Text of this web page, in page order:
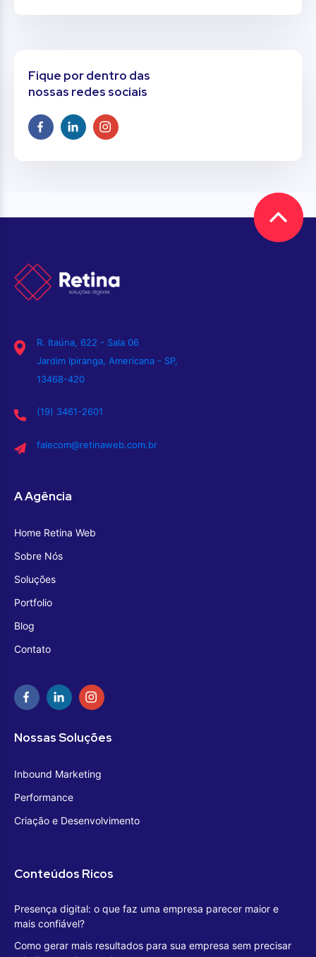
Fique por dentro das
nossas redes sociais
R. Itaúna, 622 - Sala 06
Jardim Ipiranga, Americana - SP,
13468-420
(19) 3461-2601
falecom@retinaweb.com.br
A Agência
Home Retina Web
Sobre Nós
Soluções
Portfolio
Blog
Contato
Nossas Soluções
Inbound Marketing
Performance
Criação e Desenvolvimento
Conteúdos Ricos
Presença digital: o que faz uma empresa parecer maior e
mais confiável?
Como gerar mais resultados para sua empresa sem precisar